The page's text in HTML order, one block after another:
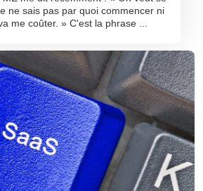
ne sais pas par quoi commencer ni
me coûter. » C'est la phrase ...